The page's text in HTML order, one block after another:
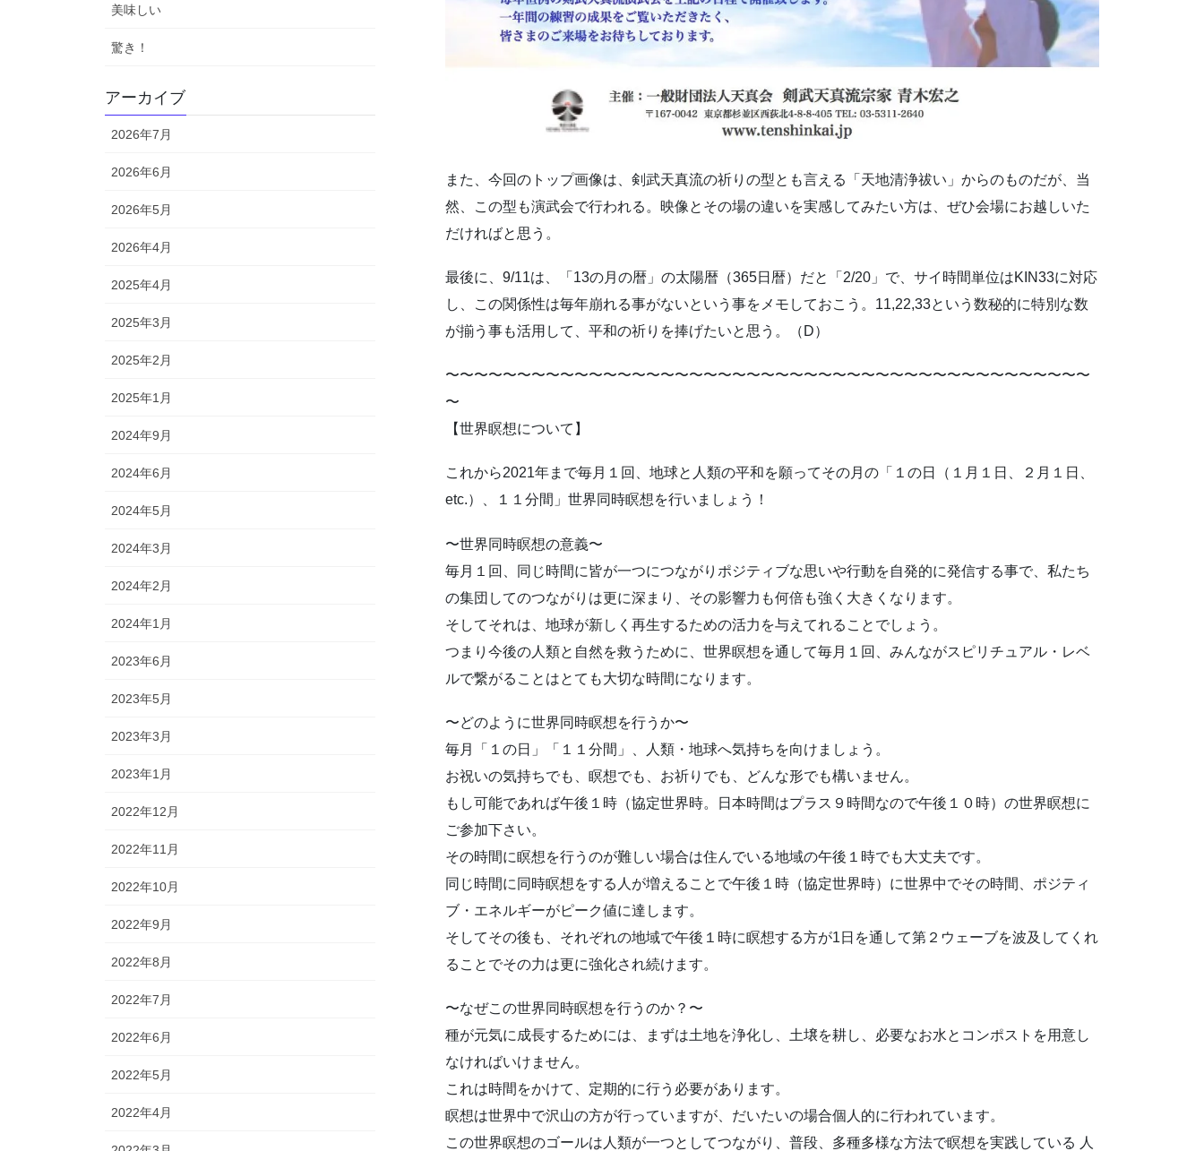
また、今回のトップ画像は、剣武天真流の祈りの型とも言える「天地清浄祓い」からのものだが、当
然、この型も演武会で行われる。映像とその場の違いを実感してみたい方は、ぜひ会場にお越しいた
だければと思う。
最後に、9/11は、「13の月の暦」の太陽暦（365日暦）だと「2/20」で、サイ時間単位はKIN33に対応
し、この関係性は毎年崩れる事がないという事をメモしておこう。11,22,33という数秘的に特別な数
が揃う事も活用して、平和の祈りを捧げたいと思う。（D）
〜〜〜〜〜〜〜〜〜〜〜〜〜〜〜〜〜〜〜〜〜〜〜〜〜〜〜〜〜〜〜〜〜〜〜〜〜〜〜〜〜〜〜〜〜
〜
【世界瞑想について】
これから2021年まで毎月１回、地球と人類の平和を願ってその月の「１の日（１月１日、２月１日、
etc.）、１１分間」世界同時瞑想を行いましょう！
〜世界同時瞑想の意義〜
毎月１回、同じ時間に皆が一つにつながりポジティブな思いや行動を自発的に発信する事で、私たち
の集団してのつながりは更に深まり、その影響力も何倍も強く大きくなります。
そしてそれは、地球が新しく再生するための活力を与えてれることでしょう。
つまり今後の人類と自然を救うために、世界瞑想を通して毎月１回、みんながスピリチュアル・レベ
ルで繋がることはとても大切な時間になります。
〜どのように世界同時瞑想を行うか〜
毎月「１の日」「１１分間」、人類・地球へ気持ちを向けましょう。
お祝いの気持ちでも、瞑想でも、お祈りでも、どんな形でも構いません。
もし可能であれば午後１時（協定世界時。日本時間はプラス９時間なので午後１０時）の世界瞑想に
ご参加下さい。
その時間に瞑想を行うのが難しい場合は住んでいる地域の午後１時でも大丈夫です。
同じ時間に同時瞑想をする人が増えることで午後１時（協定世界時）に世界中でその時間、ポジティ
ブ・エネルギーがピーク値に達します。
そしてその後も、それぞれの地域で午後１時に瞑想する方が1日を通して第２ウェーブを波及してくれ
ることでその力は更に強化され続けます。
〜なぜこの世界同時瞑想を行うのか？〜
種が元気に成長するためには、まずは土地を浄化し、土壌を耕し、必要なお水とコンポストを用意し
なければいけません。
これは時間をかけて、定期的に行う必要があります。
瞑想は世界中で沢山の方が行っていますが、だいたいの場合個人的に行われています。
この世界瞑想のゴールは人類が一つとしてつながり、普段、多種多様な方法で瞑想を実践している 人
美味しい
驚き！
アーカイブ
2026年7月
2026年6月
2026年5月
2026年4月
2025年4月
2025年3月
2025年2月
2025年1月
2024年9月
2024年6月
2024年5月
2024年3月
2024年2月
2024年1月
2023年6月
2023年5月
2023年3月
2023年1月
2022年12月
2022年11月
2022年10月
2022年9月
2022年8月
2022年7月
2022年6月
2022年5月
2022年4月